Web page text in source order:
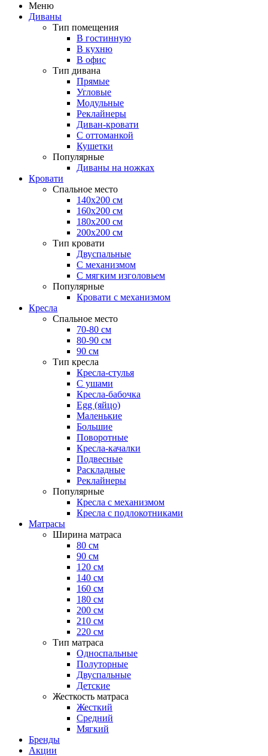
Меню
Диваны
Тип помещения
В гостинную
В кухню
В офис
Тип дивана
Прямые
Угловые
Модульные
Реклайнеры
Диван-кровати
С оттоманкой
Кушетки
Популярные
Диваны на ножках
Кровати
Спальное место
140х200 см
160х200 см
180х200 см
200х200 см
Тип кровати
Двуспальные
С механизмом
С мягким изголовьем
Популярные
Кровати с механизмом
Кресла
Спальное место
70-80 см
80-90 см
90 см
Тип кресла
Кресла-стулья
С ушами
Кресла-бабочка
Egg (яйцо)
Маленькие
Большие
Поворотные
Кресла-качалки
Подвесные
Раскладные
Реклайнеры
Популярные
Кресла с механизмом
Кресла с подлокотниками
Матрасы
Ширина матраса
80 см
90 см
120 см
140 см
160 см
180 см
200 см
210 см
220 см
Тип матраса
Односпальные
Полуторные
Двуспальные
Детские
Жесткость матраса
Жесткий
Средний
Мягкий
Бренды
Акции